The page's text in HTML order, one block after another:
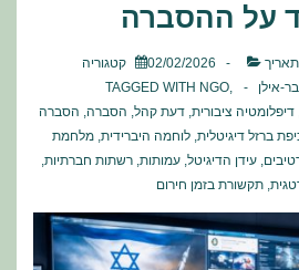
על ההסברה
02/02/2026
קטגוריה
אילן
TAGGED WITH NGO,
דיפלומטיה ציבורית, דעת קהל, הסברה, הסברה
ברזל דיגיטלית, לוחמה היברידית, מלחמת
, עידן הדיגיטל, עמותות, רשתות חברתיות,
, תקשורת בזמן חירום